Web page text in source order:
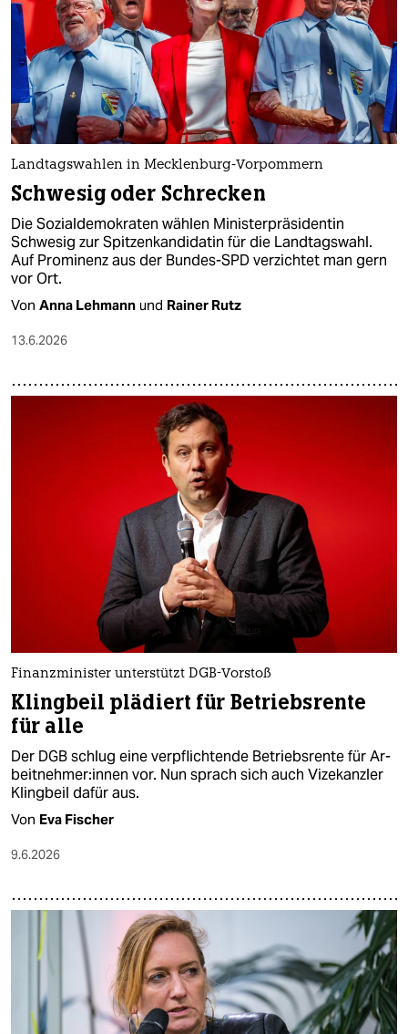
Landtagswahlen in Mecklenburg-Vorpommern
Schwesig oder Schrecken
Die Sozialdemokraten wählen Ministerpräsidentin
Schwesig zur Spitzenkandidatin für die Landtagswahl.
Auf Prominenz aus der Bundes-SPD verzichtet man gern
vor Ort.
Von Anna Lehmann und Rainer Rutz
13.6.2026
Finanzminister unterstützt DGB-Vorstoß
Klingbeil plädiert für Betriebsrente
für alle
Der DGB schlug eine verpflichtende Betriebsrente für Ar­
beit­neh­me­r:in­nen vor. Nun sprach sich auch Vizekanzler
Klingbeil dafür aus.
Von Eva Fischer
9.6.2026